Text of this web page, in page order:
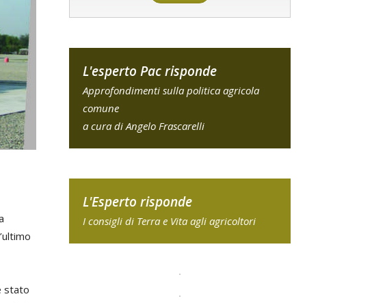
stato
L'esperto Pac risponde
Approfondimenti sulla politica agricola
comune
a cura di Angelo Frascarelli
L'Esperto risponde
I consigli di Terra e Vita agli agricoltori